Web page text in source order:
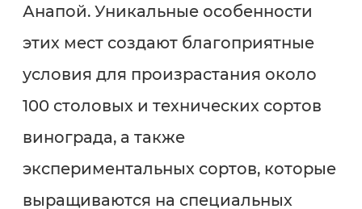
Анапой. Уникальные особенности
этих мест создают благоприятные
условия для произрастания около
100 столовых и технических сортов
винограда, а также
экспериментальных сортов, которые
выращиваются на специальных